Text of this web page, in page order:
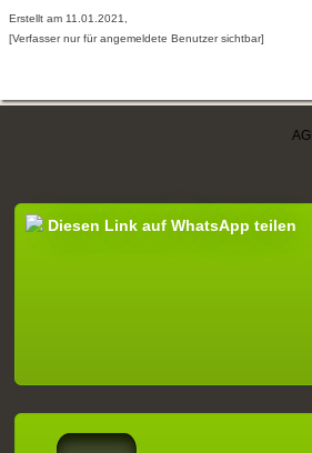
Erstellt am 11.01.2021,
[Verfasser nur für angemeldete Benutzer sichtbar]
Diesen Link auf WhatsApp teilen